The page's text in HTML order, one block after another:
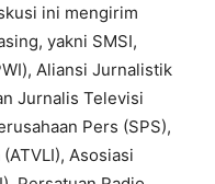
ini mengirim
yakni SMSI,
Aliansi Jurnalistik
Jurnalis Televisi
Pers (SPS),
Asosiasi